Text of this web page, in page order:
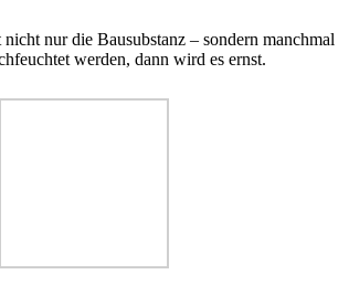
nur die Bausubstanz – sondern manchmal
werden, dann wird es ernst.